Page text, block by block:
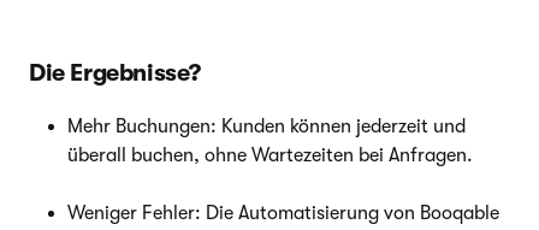
Die Ergebnisse?
Mehr Buchungen: Kunden können jederzeit und
überall buchen, ohne Wartezeiten bei Anfragen.
Weniger Fehler: Die Automatisierung von Booqable